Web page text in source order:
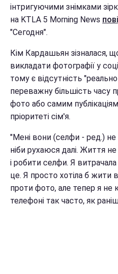
інтригуючими знімками
на KTLA 5 Morning News
"Сегодня".
Кім Кардашьян зізналася,
викладати фотографії у
тому є відсутність
переважну більшість часу
фото або самим
пріоритеті сім'я.
"Мені вони (селфи - ред.)
ніби рухаюся далі. Життя
і робити селфи. Я
це. Я просто хотіла б жити
проти фото, але тепер я
телефоні так часто, як